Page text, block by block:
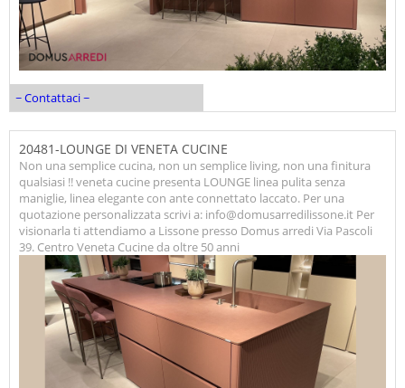
~ Contattaci ~
20481-LOUNGE DI VENETA CUCINE
Non una semplice cucina, non un semplice living, non una finitura
qualsiasi !! veneta cucine presenta LOUNGE linea pulita senza
maniglie, linea elegante con ante connettato laccato. Per una
quotazione personalizzata scrivi a: info@domusarredilissone.it Per
visionarla ti attendiamo a Lissone presso Domus arredi Via Pascoli
39. Centro Veneta Cucine da oltre 50 anni